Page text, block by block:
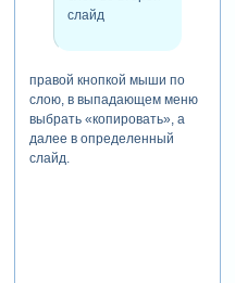
слайд
правой кнопкой мыши по
слою, в выпадающем меню
выбрать «копировать», а
далее в определенный
слайд.